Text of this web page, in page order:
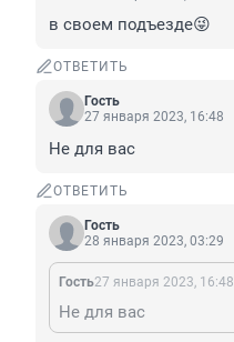
в своем подъезде😜
ОТВЕТИТЬ
Гость
27 января 2023, 16:48
Не для вас
ОТВЕТИТЬ
Гость
28 января 2023, 03:29
Гость27 января 2023, 16:48
Не для вас